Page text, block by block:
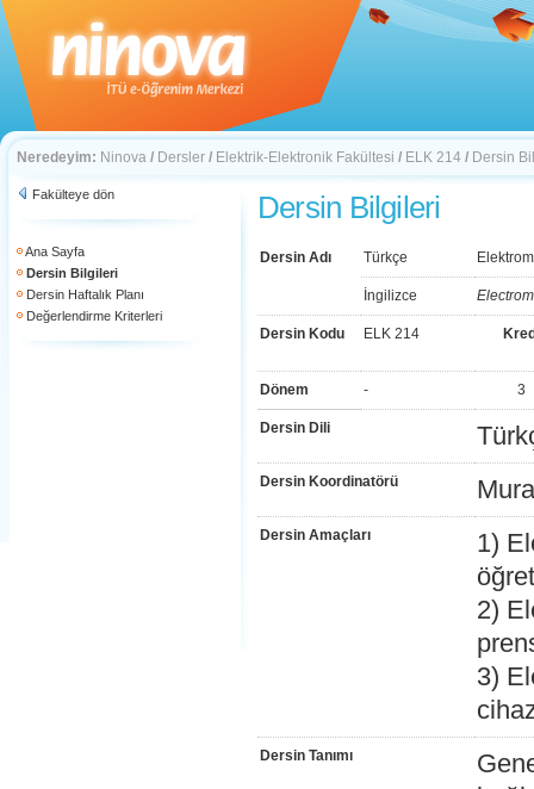
Neredeyim: Ninova / Dersler / Elektrik-Elektronik Fakültesi / ELK 214 / Dersin
Fakülteye dön
Ana Sayfa
Dersin Bilgileri
Dersin Haftalık Planı
Değerlendirme Kriterleri
Dersin Bilgileri
Dersin Adı Türkçe
İngilizce
Dersin Kodu ELK 214
Dönem - 3
Dersin Dili
Dersin Koordinatörü
Dersin Amaçları
1)
2)
3)
Dersin Tanımı